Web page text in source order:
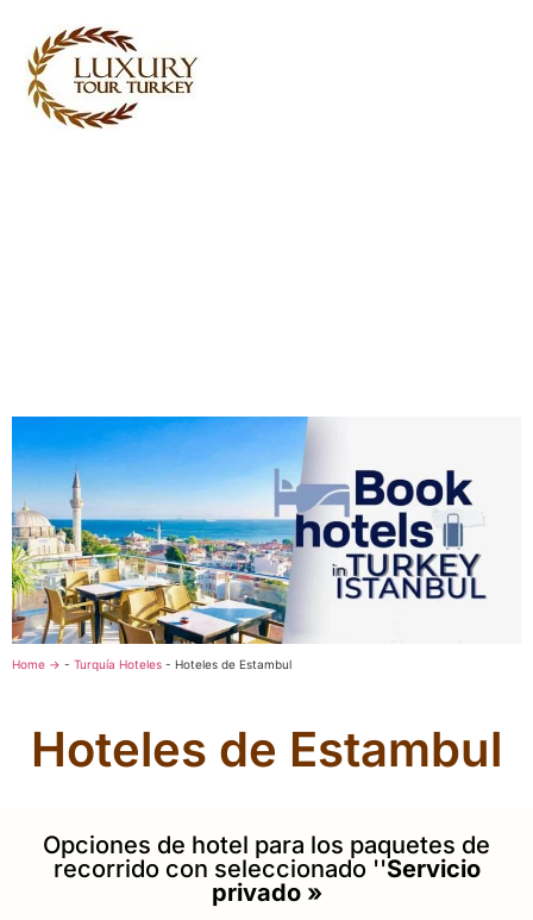
Home → - Turquía Hoteles - Hoteles de Estambul
Hoteles de Estambul
Opciones de hotel para los paquetes de
recorrido con seleccionado ''Servicio
privado »